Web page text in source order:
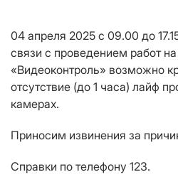
04 апреля 2025 с 09.00 до
связи с проведением работ
«Видеоконтроль» возможно
отсутствие (до 1 часа) лайф
камерах.
Приносим извинения за
Справки по телефону 123.